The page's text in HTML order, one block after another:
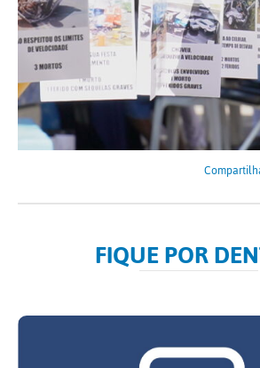
FIQUE POR